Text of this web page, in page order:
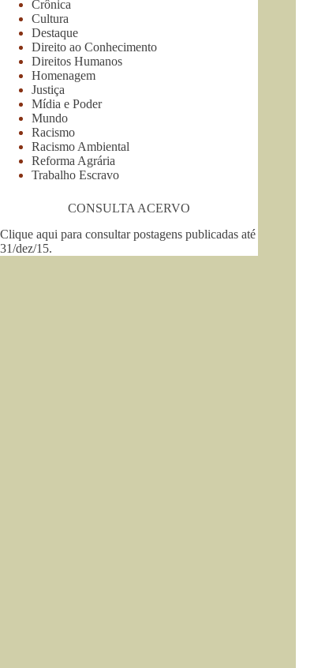
Crônica
Cultura
Destaque
Direito ao Conhecimento
Direitos Humanos
Homenagem
Justiça
Mídia e Poder
Mundo
Racismo
Racismo Ambiental
Reforma Agrária
Trabalho Escravo
CONSULTA ACERVO
Clique aqui para consultar postagens publicadas até
31/dez/15.